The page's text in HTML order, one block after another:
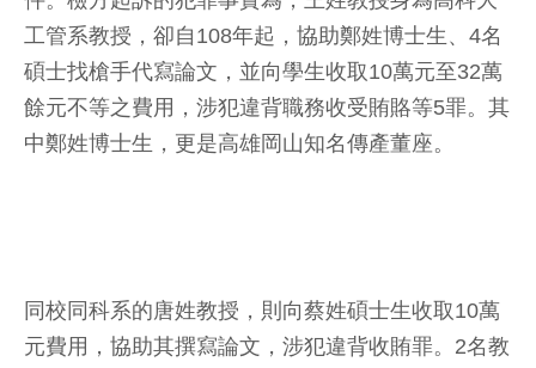
工管系教授，卻自108年起，協助鄭姓博士生、4名
碩士找槍手代寫論文，並向學生收取10萬元至32萬
餘元不等之費用，涉犯違背職務收受賄賂等5罪。其
中鄭姓博士生，更是高雄岡山知名傳產董座。
同校同科系的唐姓教授，則向蔡姓碩士生收取10萬
元費用，協助其撰寫論文，涉犯違背收賄罪。2名教